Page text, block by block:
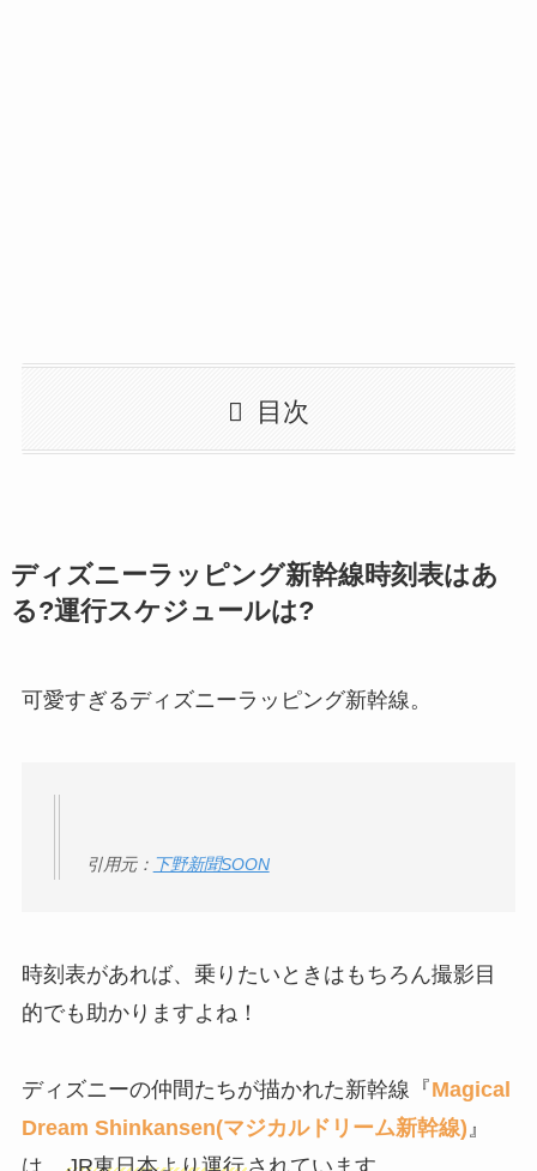
目次
ディズニーラッピング新幹線時刻表はあ
る?運行スケジュールは?
可愛すぎるディズニーラッピング新幹線。
引用元： 下野新聞SOON
時刻表があれば、乗りたいときはもちろん撮影目
的でも助かりますよね！
ディズニーの仲間たちが描かれた新幹線『Magical
Dream Shinkansen(マジカルドリーム新幹線) 』
は、 JR東日本より運行されています。